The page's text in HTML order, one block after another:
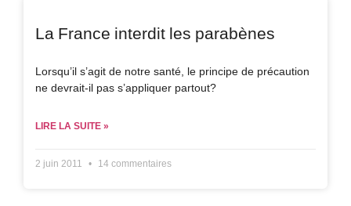
La France interdit les parabènes
Lorsqu’il s’agit de notre santé, le principe de précaution
ne devrait-il pas s’appliquer partout?
LIRE LA SUITE »
2 juin 2011 14 commentaires